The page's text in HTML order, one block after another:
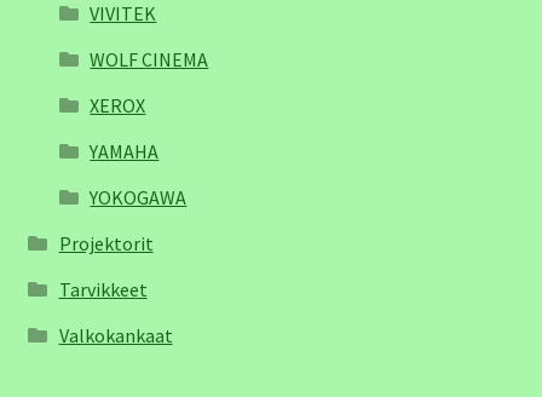
VIVITEK
WOLF CINEMA
XEROX
YAMAHA
YOKOGAWA
Projektorit
Tarvikkeet
Valkokankaat